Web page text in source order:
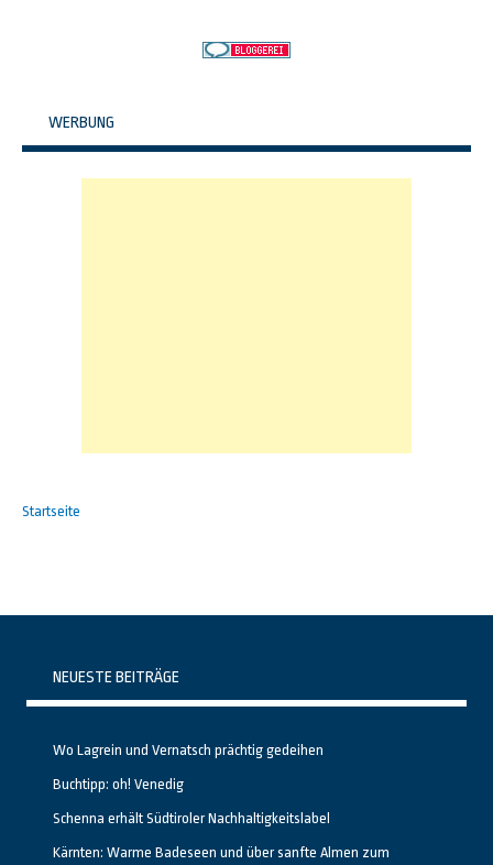
WERBUNG
Startseite
NEUESTE BEITRÄGE
Wo Lagrein und Vernatsch prächtig gedeihen
Buchtipp: oh! Venedig
Schenna erhält Südtiroler Nachhaltigkeitslabel
Kärnten: Warme Badeseen und über sanfte Almen zum